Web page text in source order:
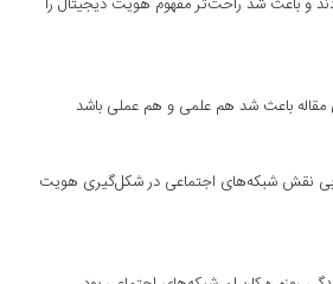
مقاله باعث شد هم علمی و هم عملی باشد
نقش شبکه‌های اجتماعی در شکل‌گیری هویت